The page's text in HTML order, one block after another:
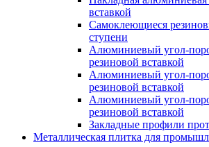
вставкой
Самоклеющиеся
ступени
Алюминиевый угол-
резиновой вставкой
Алюминиевый угол-
резиновой вставкой
Алюминиевый угол-
резиновой вставкой
Закладные профили
Металлическая плитка для